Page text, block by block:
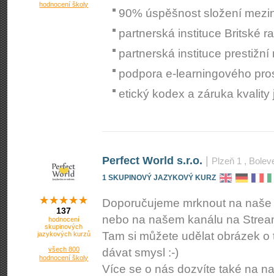
hodnocení školy
90% úspěšnost složení
partnerská instituce Britské
partnerská instituce
podpora e-learningového
etický kodex a záruka
Perfect World s.r.o. Plzeň 1 ,
1 SKUPINOVÝ JAZYKOVÝ KURZ
137
hodnocení
skupinových
jazykových kurzů
všech 800
hodnocení školy
Doporučujeme mrknout na
nebo na našem kanálu na
Tam si můžete udělat obrázek
dávat smysl :-)
Více se o nás dozvíte také na